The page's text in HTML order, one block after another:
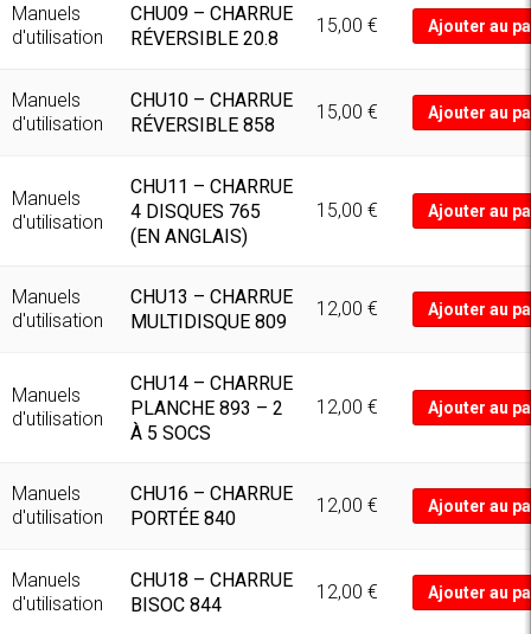
Manuels
d'utilisation
CHU09 – CHARRUE
RÉVERSIBLE 20.8
15,00 € Ajouter au
Manuels
d'utilisation
CHU10 – CHARRUE
RÉVERSIBLE 858
15,00 € Ajouter au
Manuels
d'utilisation
CHU11 – CHARRUE
4 DISQUES 765
(EN ANGLAIS)
15,00 € Ajouter au
Manuels
d'utilisation
CHU13 – CHARRUE
MULTIDISQUE 809
12,00 € Ajouter au
Manuels
d'utilisation
CHU14 – CHARRUE
PLANCHE 893 – 2
À 5 SOCS
12,00 € Ajouter au
Manuels
d'utilisation
CHU16 – CHARRUE
PORTÉE 840
12,00 € Ajouter au
Manuels
d'utilisation
CHU18 – CHARRUE
BISOC 844
12,00 € Ajouter au